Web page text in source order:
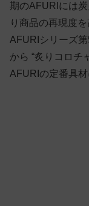
期のAFURIには
り商品の再現度
AFURIシリーズ
から “炙りコロチ
AFURIの定番具材